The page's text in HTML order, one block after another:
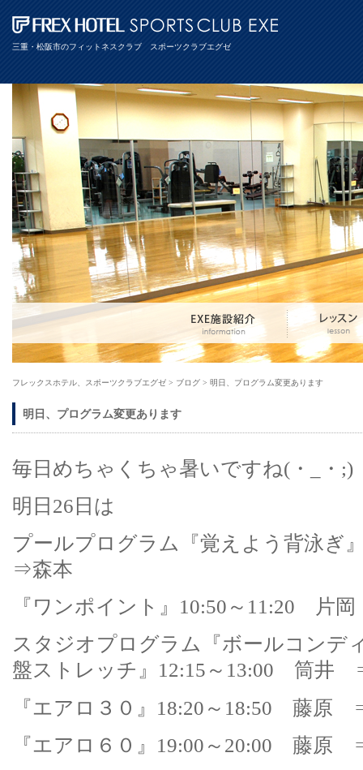
三重・松阪市のフィットネスクラブ スポーツクラブエグゼ
フレックスホテル、スポーツクラブエグゼ > ブログ > 明日、プログラム変更あります
明日、プログラム変更あります
毎日めちゃくちゃ暑いですね(・_・;)
明日26日は
プールプログラム『覚えよう背泳
⇒森本
『ワンポイント』10:50～11:20 片
スタジオプログラム『ボールコン
盤ストレッチ』12:15～13:00 筒井
『エアロ３０』18:20～18:50 藤原
『エアロ６０』19:00～20:00 藤原